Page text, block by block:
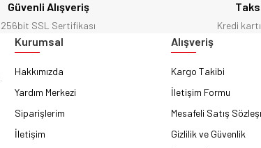
Güvenli Alışveriş
256bit SSL Sertifikası Kredi
Kurumsal
Hakkımızda
Yardım Merkezi
Siparişlerim
İletişim
Alışveriş
Kargo Takibi
İletişim Formu
Mesafeli Satış
Gizlilik ve Güvenlik